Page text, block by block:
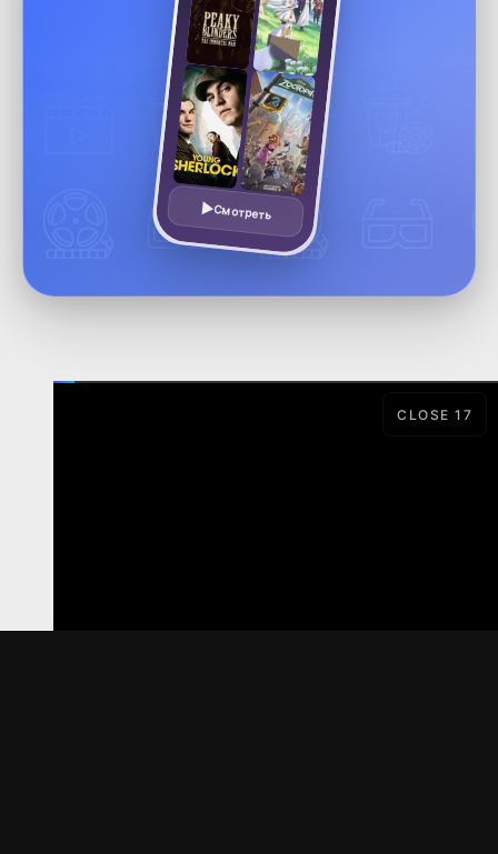
Смотреть
CLOSE 16